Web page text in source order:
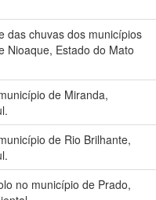
das chuvas dos municípios
Nioaque, Estado do Mato
de Miranda,
de Rio Brilhante,
no município de Prado,